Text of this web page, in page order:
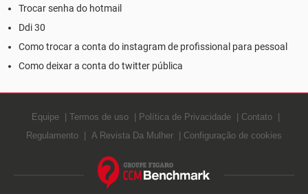
Trocar senha do hotmail
Ddi 30
Como trocar a conta do instagram de profissional para pessoal
Como deixar a conta do twitter pública
Equipe Termos de uso Política de Privacidade
Contato
Regulamento
A Revista Da Mulher Configuração de cookies